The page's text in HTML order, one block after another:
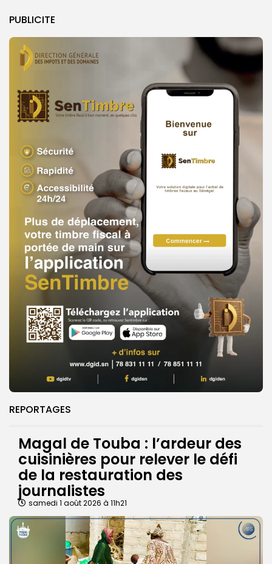
PUBLICITE
REPORTAGES
Magal de Touba : l’ardeur des
cuisinières pour relever le défi
de la restauration des
journalistes
samedi 1 août 2026 à 11h21